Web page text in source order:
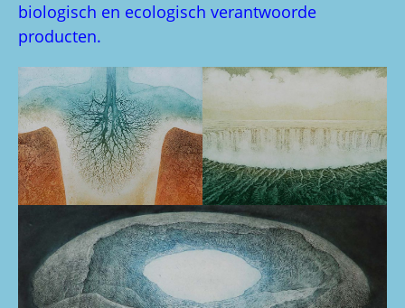
biologisch en ecologisch verantwoorde
producten.